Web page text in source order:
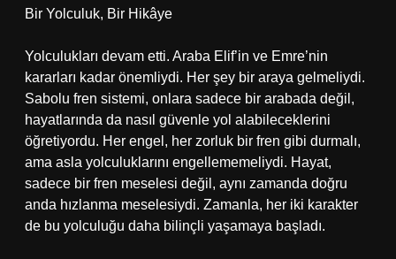
Bir Yolculuk, Bir Hikâye
Yolculukları devam etti. Araba Elif’in ve Emre’nin
kararları kadar önemliydi. Her şey bir araya gelmeliydi.
Sabolu fren sistemi, onlara sadece bir arabada değil,
hayatlarında da nasıl güvenle yol alabileceklerini
öğretiyordu. Her engel, her zorluk bir fren gibi durmalı,
ama asla yolculuklarını engellememeliydi. Hayat,
sadece bir fren meselesi değil, aynı zamanda doğru
anda hızlanma meselesiydi. Zamanla, her iki karakter
de bu yolculuğu daha bilinçli yaşamaya başladı.